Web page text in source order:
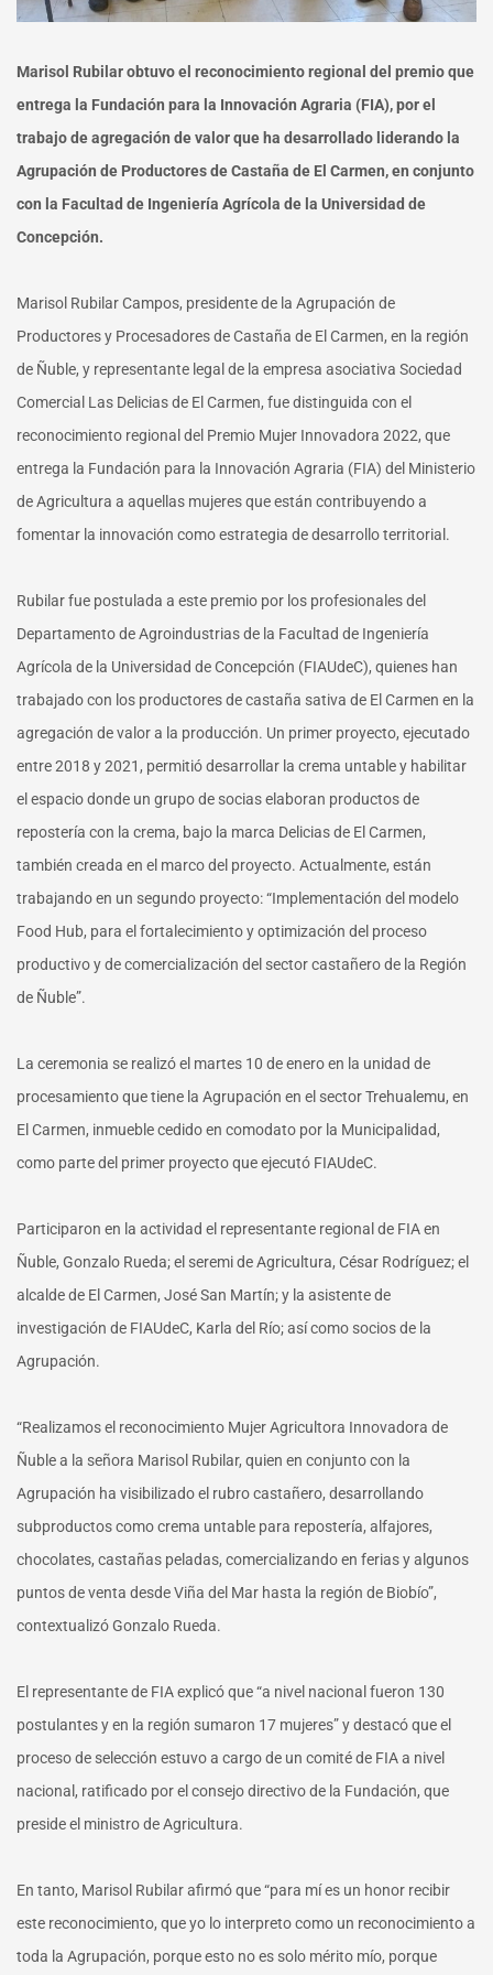
Marisol Rubilar obtuvo el reconocimiento regional del premio que
entrega la Fundación para la Innovación Agraria (FIA), por el
trabajo de agregación de valor que ha desarrollado liderando la
Agrupación de Productores de Castaña de El Carmen, en conjunto
con la Facultad de Ingeniería Agrícola de la Universidad de
Concepción.
Marisol Rubilar Campos, presidente de la Agrupación de
Productores y Procesadores de Castaña de El Carmen, en la región
de Ñuble, y representante legal de la empresa asociativa Sociedad
Comercial Las Delicias de El Carmen, fue distinguida con el
reconocimiento regional del Premio Mujer Innovadora 2022, que
entrega la Fundación para la Innovación Agraria (FIA) del Ministerio
de Agricultura a aquellas mujeres que están contribuyendo a
fomentar la innovación como estrategia de desarrollo territorial.
Rubilar fue postulada a este premio por los profesionales del
Departamento de Agroindustrias de la Facultad de Ingeniería
Agrícola de la Universidad de Concepción (FIAUdeC), quienes han
trabajado con los productores de castaña sativa de El Carmen en la
agregación de valor a la producción. Un primer proyecto, ejecutado
entre 2018 y 2021, permitió desarrollar la crema untable y habilitar
el espacio donde un grupo de socias elaboran productos de
repostería con la crema, bajo la marca Delicias de El Carmen,
también creada en el marco del proyecto. Actualmente, están
trabajando en un segundo proyecto: “Implementación del modelo
Food Hub, para el fortalecimiento y optimización del proceso
productivo y de comercialización del sector castañero de la Región
de Ñuble”.
La ceremonia se realizó el martes 10 de enero en la unidad de
procesamiento que tiene la Agrupación en el sector Trehualemu, en
El Carmen, inmueble cedido en comodato por la Municipalidad,
como parte del primer proyecto que ejecutó FIAUdeC.
Participaron en la actividad el representante regional de FIA en
Ñuble, Gonzalo Rueda; el seremi de Agricultura, César Rodríguez; el
alcalde de El Carmen, José San Martín; y la asistente de
investigación de FIAUdeC, Karla del Río; así como socios de la
Agrupación.
“Realizamos el reconocimiento Mujer Agricultora Innovadora de
Ñuble a la señora Marisol Rubilar, quien en conjunto con la
Agrupación ha visibilizado el rubro castañero, desarrollando
subproductos como crema untable para repostería, alfajores,
chocolates, castañas peladas, comercializando en ferias y algunos
puntos de venta desde Viña del Mar hasta la región de Biobío”,
contextualizó Gonzalo Rueda.
El representante de FIA explicó que “a nivel nacional fueron 130
postulantes y en la región sumaron 17 mujeres” y destacó que el
proceso de selección estuvo a cargo de un comité de FIA a nivel
nacional, ratificado por el consejo directivo de la Fundación, que
preside el ministro de Agricultura.
En tanto, Marisol Rubilar afirmó que “para mí es un honor recibir
este reconocimiento, que yo lo interpreto como un reconocimiento a
toda la Agrupación, porque esto no es solo mérito mío, porque